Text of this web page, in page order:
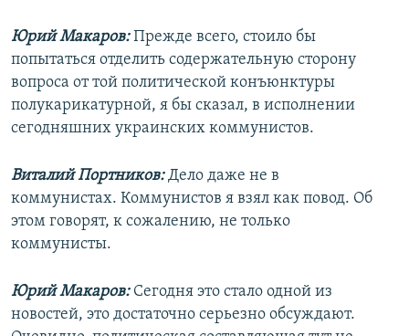
Юрий Макаров:Прежде всего, стоило бы
попытаться отделить содержательную сторону
вопроса от той политической конъюнктуры
полукарикатурной, я бы сказал, в исполнении
сегодняшних украинских коммунистов.
Виталий Портников:Дело даже не в
коммунистах. Коммунистов я взял как повод. Об
этом говорят, к сожалению, не только
коммунисты.
Юрий Макаров:Сегодня это стало одной из
новостей, это достаточно серьезно обсуждают.